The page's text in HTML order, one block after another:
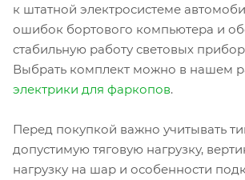
к штатной электросистеме
ошибок бортового компьютера и
стабильную работу световых
Выбрать комплект можно в нашем
электрики для фаркопов.
Перед покупкой важно учитывать
допустимую тяговую нагрузку,
нагрузку на шар и особенности